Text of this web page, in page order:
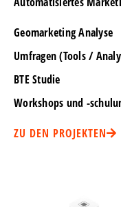
Geomarketing Analyse
Umfragen (Tools /
BTE Studie
Workshops und -
ZU DEN PROJEKTEN